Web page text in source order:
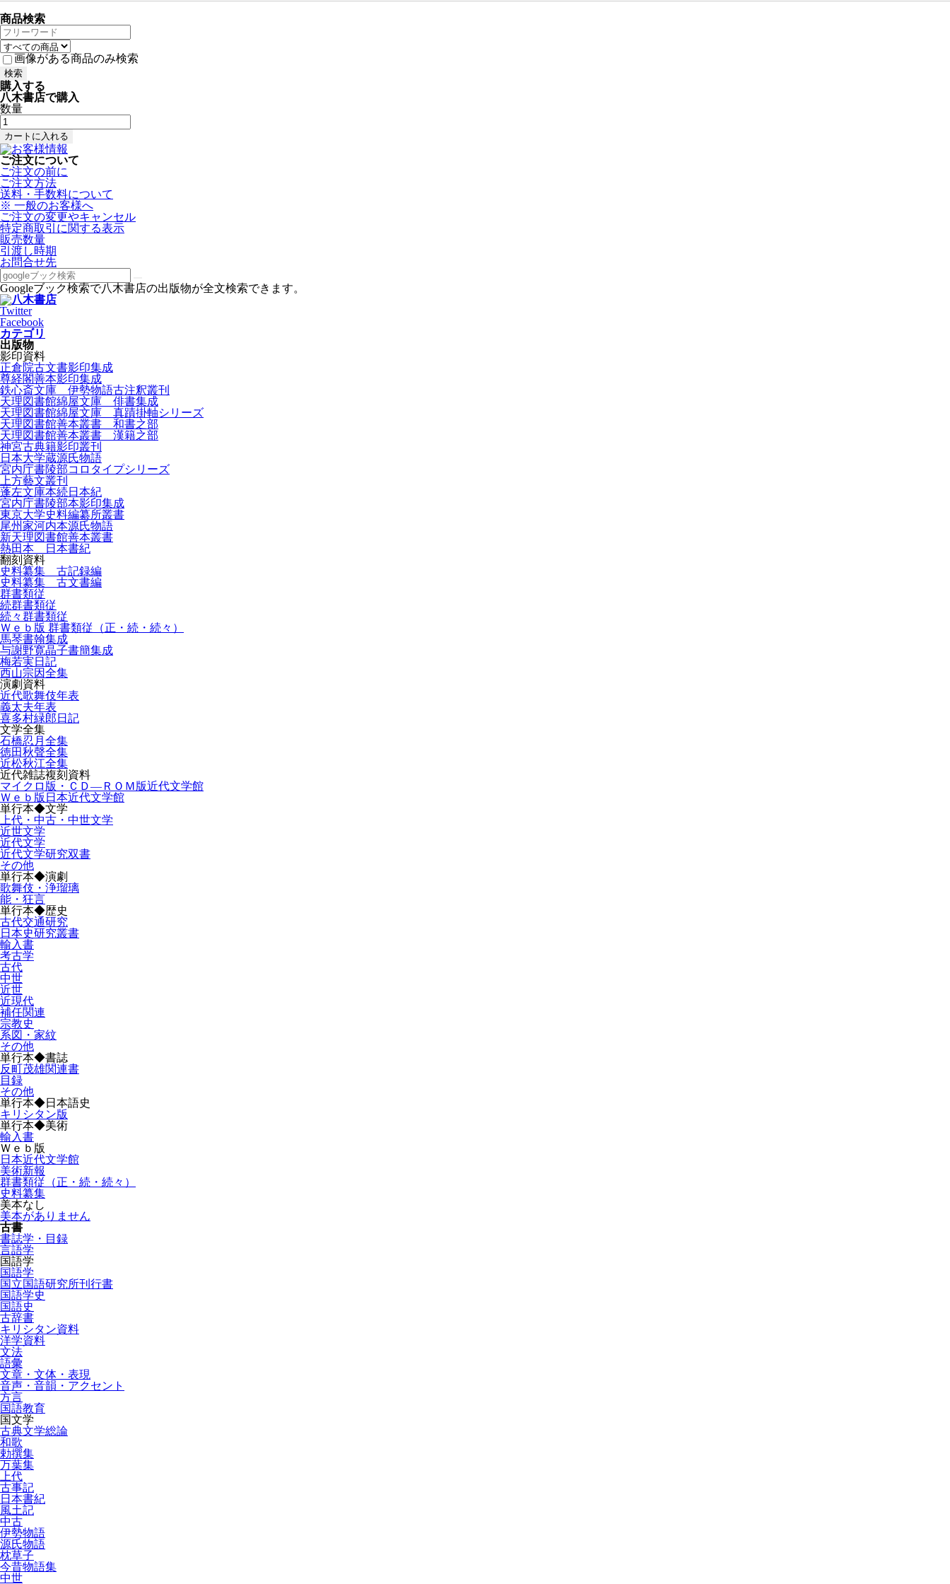
商品検索
画像がある商品のみ検索
購入する
八木書店で購入
数量
ご注文について
ご注文の前に
ご注文方法
送料・手数料について
※ 一般のお客様へ
ご注文の変更やキャンセル
特定商取引に関する表示
販売数量
引渡し時期
お問合せ先
Googleブック検索で八木書店の出版物が全文検索できます。
Twitter
Facebook
カテゴリ
出版物
影印資料
正倉院古文書影印集成
尊経閣善本影印集成
鉄心斎文庫 伊勢物語古注釈叢刊
天理図書館綿屋文庫 俳書集成
天理図書館綿屋文庫 真蹟掛軸シリーズ
天理図書館善本叢書 和書之部
天理図書館善本叢書 漢籍之部
神宮古典籍影印叢刊
日本大学蔵源氏物語
宮内庁書陵部コロタイプシリーズ
上方藝文叢刊
蓬左文庫本続日本紀
宮内庁書陵部本影印集成
東京大学史料編纂所叢書
尾州家河内本源氏物語
新天理図書館善本叢書
熱田本 日本書紀
翻刻資料
史料纂集 古記録編
史料纂集 古文書編
群書類従
続群書類従
続々群書類従
Ｗｅｂ版 群書類従（正・続・続々）
馬琴書翰集成
与謝野寛晶子書簡集成
梅若実日記
西山宗因全集
演劇資料
近代歌舞伎年表
義太夫年表
喜多村緑郎日記
文学全集
石橋忍月全集
徳田秋聲全集
近松秋江全集
近代雑誌複刻資料
マイクロ版・ＣＤ―ＲＯＭ版近代文学館
Ｗｅｂ版日本近代文学館
単行本◆文学
上代・中古・中世文学
近世文学
近代文学
近代文学研究双書
その他
単行本◆演劇
歌舞伎・浄瑠璃
能・狂言
単行本◆歴史
古代交通研究
日本史研究叢書
輸入書
考古学
古代
中世
近世
近現代
補任関連
宗教史
系図・家紋
その他
単行本◆書誌
反町茂雄関連書
目録
その他
単行本◆日本語史
キリシタン版
単行本◆美術
輸入書
Ｗｅｂ版
日本近代文学館
美術新報
群書類従（正・続・続々）
史料纂集
美本なし
美本がありません
古書
書誌学・目録
言語学
国語学
国語学
国立国語研究所刊行書
国語学史
国語史
古辞書
キリシタン資料
洋学資料
文法
語彙
文章・文体・表現
音声・音韻・アクセント
方言
国語教育
国文学
古典文学総論
和歌
勅撰集
万葉集
上代
古事記
日本書紀
風土記
中古
伊勢物語
源氏物語
枕草子
今昔物語集
中世